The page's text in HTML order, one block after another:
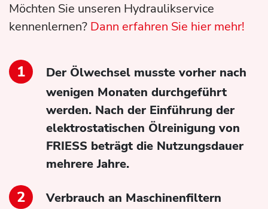
Möchten Sie unseren Hydraulikservice
kennenlernen? Dann erfahren Sie hier mehr!
Der Ölwechsel musste vorher nach
wenigen Monaten durchgeführt
werden. Nach der Einführung der
elektrostatischen Ölreinigung von
FRIESS beträgt die Nutzungsdauer
mehrere Jahre.
Verbrauch an Maschinenfiltern